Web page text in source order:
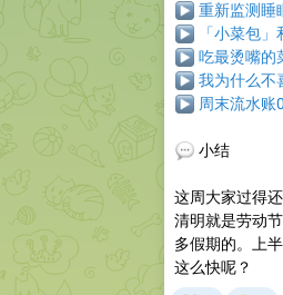
▶重新监测睡
▶「小菜包」
▶吃最烫嘴的
▶我为什么不
▶周末流水账
💬
小结
这周大家过得
清明就是劳动
多假期的。上
这么快呢？